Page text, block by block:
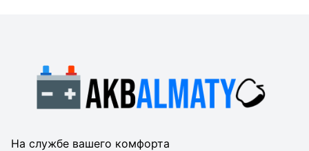
На службе вашего комфорта